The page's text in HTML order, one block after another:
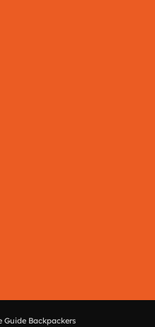
Guide Backpackers